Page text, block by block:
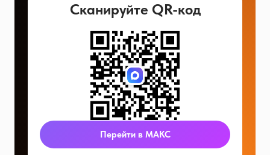
Сканируйте QR-код
Перейти в МАКС